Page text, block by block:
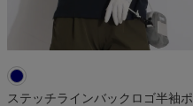
ステッチラインバックロゴ半袖ポ